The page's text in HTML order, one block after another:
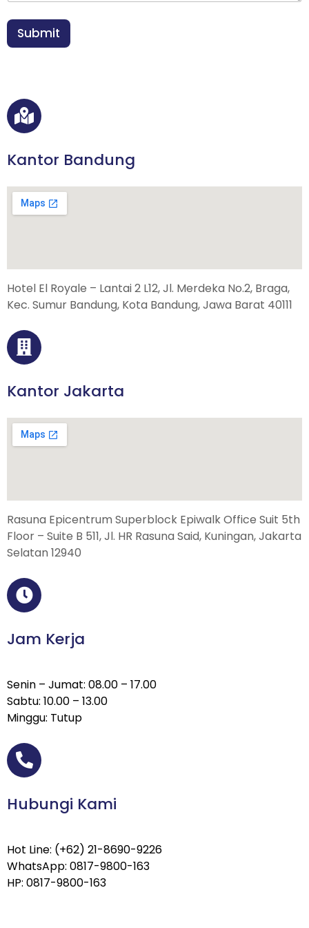
e
l
*
h
a
n
*
Submit
Kantor Bandung
Hotel El Royale – Lantai 2 L12, Jl. Merdeka No.2, Braga,
Kec. Sumur Bandung, Kota Bandung, Jawa Barat 40111
Kantor Jakarta
Rasuna Epicentrum Superblock Epiwalk Office Suit 5th
Floor – Suite B 511, Jl. HR Rasuna Said, Kuningan, Jakarta
Selatan 12940
Jam Kerja
Senin – Jumat: 08.00 – 17.00
Sabtu: 10.00 – 13.00
Minggu: Tutup
Hubungi Kami
Hot Line: (+62) 21-8690-9226
WhatsApp: 0817-9800-163
HP: 0817-9800-163